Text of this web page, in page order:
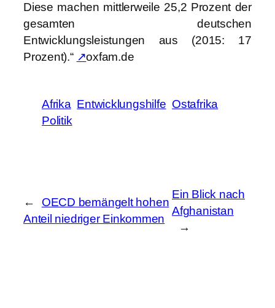
Diese machen mittlerweile 25,2 Prozent der
gesamten deutschen
Entwicklungsleistungen aus (2015: 17
Prozent).“ ↗oxfam.de
Afrika Entwicklungshilfe Ostafrika
Politik
←
OECD bemängelt hohen
Anteil niedriger Einkommen
Ein Blick nach
Afghanistan
→